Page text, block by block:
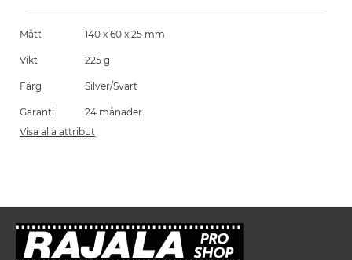
Mått 140 x 60 x 25 mm
Vikt 225 g
Färg Silver/Svart
Garanti
24 månader
Visa alla attribut